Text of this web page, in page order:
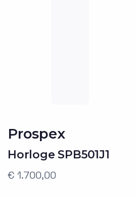
Prospex
Horloge SPB501J1
€ 1.700,00